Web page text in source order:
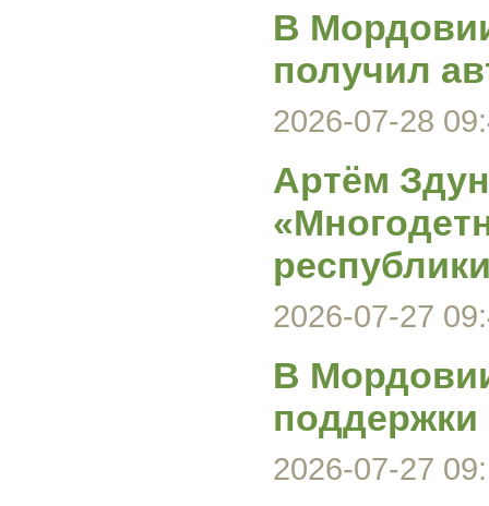
В
получил
2026-07-28
Артём
2026-07-27
В
поддержки
2026-07-27